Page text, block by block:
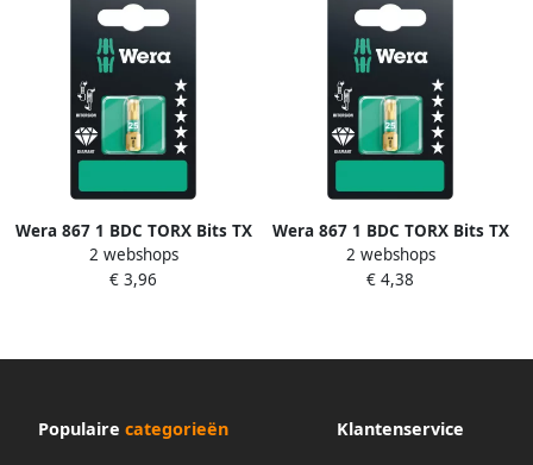
Wera 867 1 BDC TORX Bits TX
40 x 25 mm 1 stuk(s)
05134379001
2 webshops
€ 3,96
Wera 867 1 BDC TORX Bits TX
15 x 25 mm 1 stuk(s)
05134375001
2 webshops
€ 4,38
Populaire categorieën Klantenservice